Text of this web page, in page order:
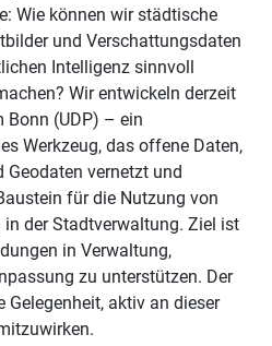
Wie können wir städtische
und Verschattungsdaten
Intelligenz sinnvoll
Wir entwickeln derzeit
Bonn (UDP) – ein
Werkzeug, das offene Daten,
vernetzt und
für die Nutzung von
der Stadtverwaltung. Ziel ist
in Verwaltung,
zu unterstützen. Der
Gelegenheit, aktiv an dieser